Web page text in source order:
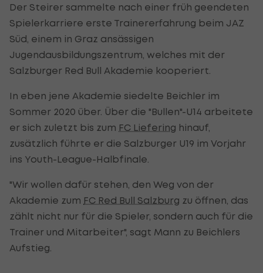
Der Steirer sammelte nach einer früh geendeten
Spielerkarriere erste Trainererfahrung beim JAZ
Süd, einem in Graz ansässigen
Jugendausbildungszentrum, welches mit der
Salzburger Red Bull Akademie kooperiert.
In eben jene Akademie siedelte Beichler im
Sommer 2020 über. Über die "Bullen"-U14 arbeitete
er sich zuletzt bis zum FC Liefering hinauf,
zusätzlich führte er die Salzburger U19 im Vorjahr
ins Youth-League-Halbfinale.
"Wir wollen dafür stehen, den Weg von der
Akademie zum FC Red Bull Salzburg zu öffnen, das
zählt nicht nur für die Spieler, sondern auch für die
Trainer und Mitarbeiter", sagt Mann zu Beichlers
Aufstieg.